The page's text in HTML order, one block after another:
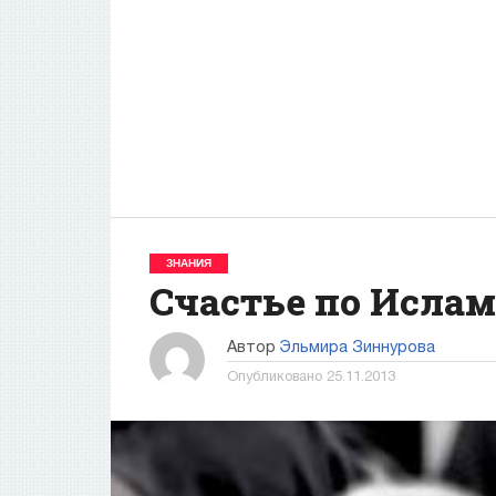
ЗНАНИЯ
Счастье по
Автор Эльмира Зиннурова
Опубликовано 25.11.2013